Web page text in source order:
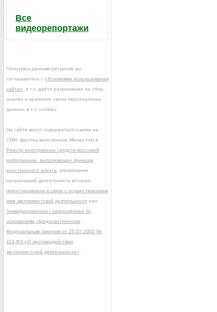
Все
видеорепортажи
Пользуясь данным ресурсом вы
соглашаетесь с «Условиями использования
сайта» , в т.ч. даёте разрешение на сбор,
анализ и хранение своих персональных
данных, в т.ч. cookies.
На сайте могут содержаться ссылки на
СМИ, физлиц включённые Минюстом в
Реестр иностранных средств массовой
информации, выполняющих функции
иностранного агента , упоминания
организаций деятельность которых
приостановлена в связи с осуществлением
ими экстремистской деятельности или
ликвидированных / запрещённых по
основаниям, предусмотренным
Федеральным законом от 25.07.2002 №
114-ФЗ «О противодействии
экстремистской деятельности»